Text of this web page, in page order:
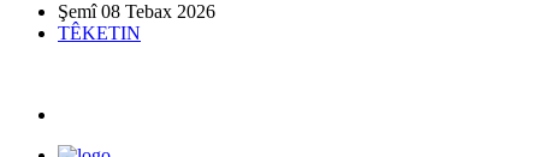
Şemî 08 Tebax 2026
TÊKETIN